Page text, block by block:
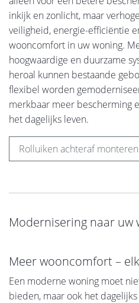
inkijk en zonlicht, maar
veiligheid, energie-efficiëntie
wooncomfort in uw woning.
hoogwaardige en duurzame
heroal kunnen bestaande
flexibel worden
merkbaar meer bescherming
het dagelijks leven.
Rolluiken achteraf
Modernisering naar uw
Meer wooncomfort –
Een moderne woning moet
bieden, maar ook het